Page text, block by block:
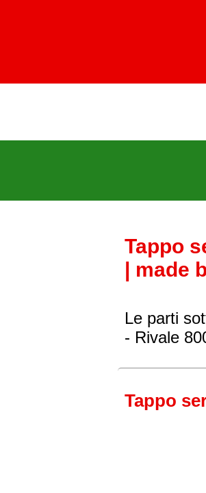
Tappo
| made
Le parti
- Rivale
Tappo